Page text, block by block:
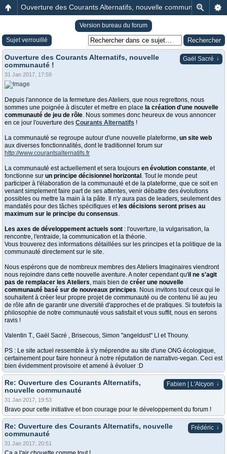
Ouverture des Courants Alternatifs, nouvelle communauté !
Version bureau du forum
Sujet verrouillé
Gaël Sacré ↓
Ouverture des Courants Alternatifs, nouvelle
communauté !
31 Jan 2017, 17:59
Depuis l'annonce de la fermeture des Ateliers, que nous regrettons, nous
sommes une poignée à discuter et mettre en place la création d'une nouvelle
communauté de jeu de rôle. Nous sommes donc heureux de vous annoncer
en ce jour l'ouverture des Courants Alternatifs !
La communauté se regroupe autour d'une nouvelle plateforme, un site web
aux diverses fonctionnalités, dont le traditionnel forum sur
http://www.courantsalternatifs.fr
La communauté est actuellement et sera toujours en évolution constante, et
fonctionne sur un principe décisionnel horizontal . Tout le monde peut
participer à l'élaboration de la communauté et de la plateforme, que ce soit en
venant simplement faire part de ses attentes, venir débattre des évolutions
possibles ou mettre la main à la pâte. Il n'y aura pas de leaders, seulement des
mandatés pour des tâches spécifiques et les décisions seront prises au
maximum sur le principe du consensus.
Les axes de développement actuels sont : l'ouverture, la vulgarisation, la
rencontre, l'entraide, la communication et la théorie.
Vous trouverez des informations détaillées sur les principes et la politique de la
communauté directement sur le site.
Nous espérons que de nombreux membres des Ateliers Imaginaires viendront
nous rejoindre dans cette nouvelle aventure. A noter cependant qu'il ne s'agit
pas de remplacer les Ateliers, mais bien de créer une nouvelle
communauté basé sur de nouveaux principes. Nous invitons tout ceux qui le
souhaitent à créer leur propre projet de communauté ou de contenu lié au jeu
de rôle afin de garantir une diversité d'approches et de pratiques. Si toutefois la
philosophie de notre communauté vous satisfait et vous suffit, nous en serons
ravis !
Valentin T., Gaël Sacré , Brisecous, Simon "angeldust" LI et Thouny.
PS : Le site actuel ressemble à s'y méprendre au site d'une ONG écologique,
certainement pour faire honneur à notre réputation de narrativo-vegan. Ceci est
bien évidemment provisoire et amené à évoluer :D
Fabien | L'Alcyon ↓
Re: Ouverture des Courants Alternatifs,
nouvelle communauté
31 Jan 2017, 19:53
Bravo pour cette initiative et bon courage pour le développement du forum !
Frédéric ↓
Re: Ouverture des Courants Alternatifs, nouvelle
communauté
31 Jan 2017, 20:51